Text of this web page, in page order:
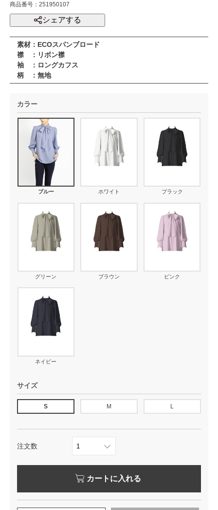
商品番号：251950107
シェアする
素材：ECOスパンブロード
襟 ：リボン襟
袖 ：ロングカフス
柄 ：無地
カラー
ブルー ホワイト ブラック
グリーン ブラウン ピンク
ネイビー
サイズ
S M L
注文数
カートに入れる